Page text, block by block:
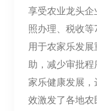
享受农业龙头
照办理、税收
用于农家乐发
助，减少审批
家乐健康发展
效激发了各地